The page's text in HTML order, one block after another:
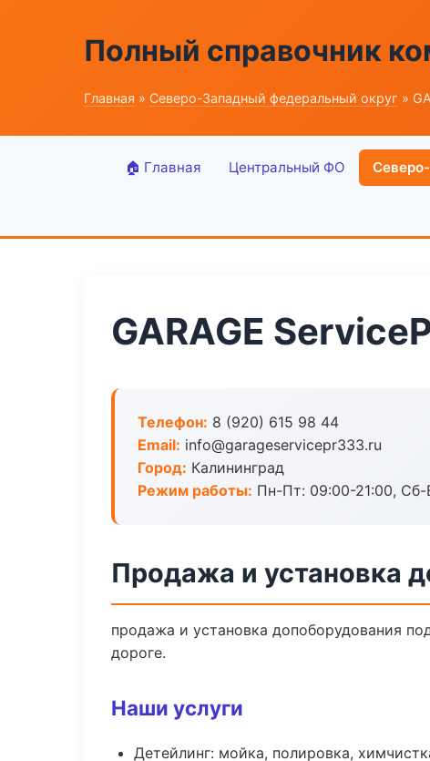
Полный справочник
Главная » Северо-Западный федеральный округ »
🏠 Главная Центральный ФО
GARAGE
Телефон: 8 (920) 615 98 44
Email: info@garageservicepr333.ru
Город: Калининград
Режим работы: Пн-Пт: 09:00-21:00, Сб-
Продажа и установка
продажа и установка допоборудования
дороге.
Наши услуги
Детейлинг: мойка, полировка,